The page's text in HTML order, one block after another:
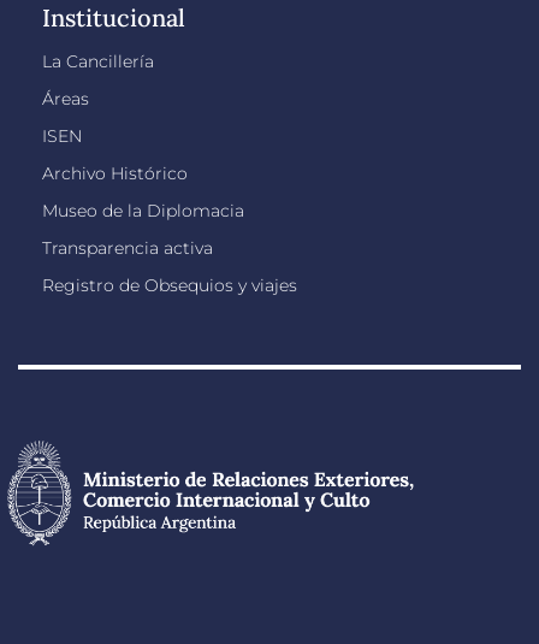
Institucional
La Cancillería
Áreas
ISEN
Archivo Histórico
Museo de la Diplomacia
Transparencia activa
Registro de Obsequios y viajes